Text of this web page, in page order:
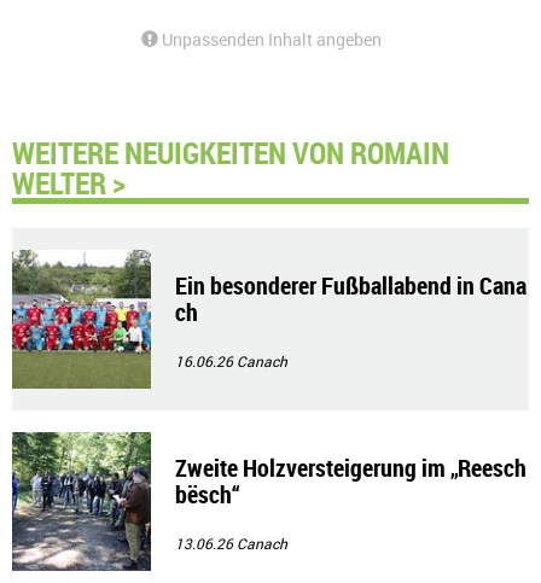
Unpassenden Inhalt angeben
WEITERE NEUIGKEITEN VON ROMAIN
WELTER >
Ein besonderer Fußballabend in Cana
ch
16.06.26Canach
Zweite Holzversteigerung im „Reesch
bësch“
13.06.26Canach